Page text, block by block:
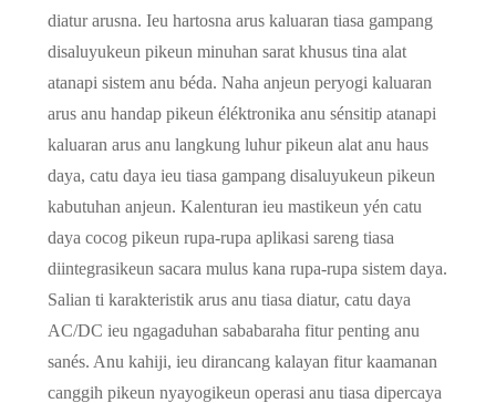
diatur arusna. Ieu hartosna arus kaluaran tiasa gampang
disaluyukeun pikeun minuhan sarat khusus tina alat
atanapi sistem anu béda. Naha anjeun peryogi kaluaran
arus anu handap pikeun éléktronika anu sénsitip atanapi
kaluaran arus anu langkung luhur pikeun alat anu haus
daya, catu daya ieu tiasa gampang disaluyukeun pikeun
kabutuhan anjeun. Kalenturan ieu mastikeun yén catu
daya cocog pikeun rupa-rupa aplikasi sareng tiasa
diintegrasikeun sacara mulus kana rupa-rupa sistem daya.
Salian ti karakteristik arus anu tiasa diatur, catu daya
AC/DC ieu ngagaduhan sababaraha fitur penting anu
sanés. Anu kahiji, ieu dirancang kalayan fitur kaamanan
canggih pikeun nyayogikeun operasi anu tiasa dipercaya